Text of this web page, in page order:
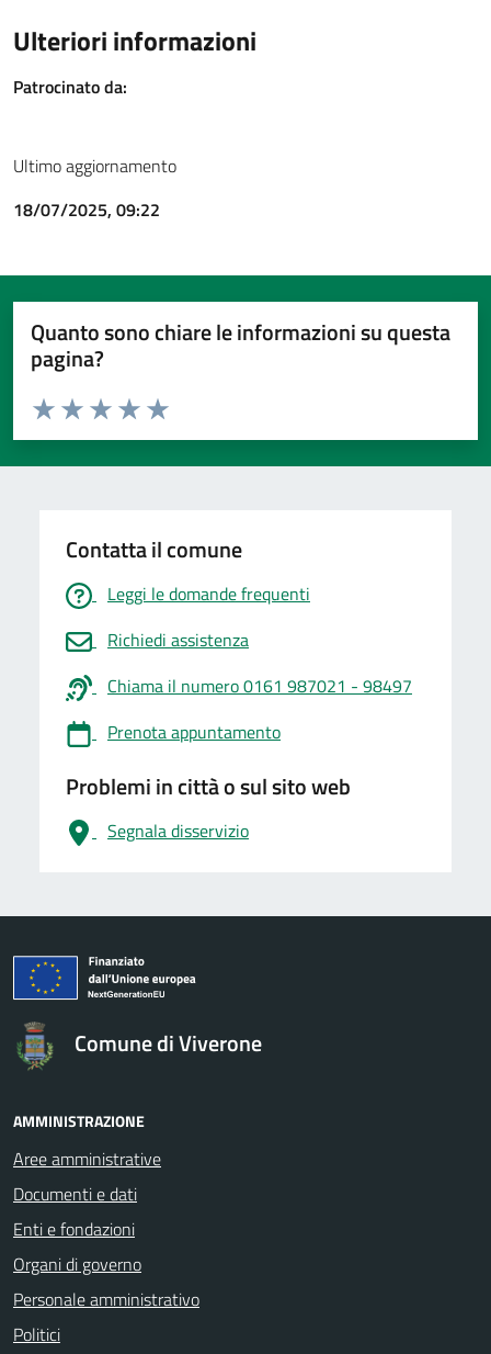
Ulteriori informazioni
Patrocinato da:
Ultimo aggiornamento
18/07/2025, 09:22
Quanto sono chiare le informazioni su questa
pagina?
Valuta da 1 a 5 stelle la pagina
Valuta 5 stelle su 5
Valuta 4 stelle su 5
Valuta 3 stelle su 5
Valuta 2 stelle su 5
Valuta 1 stelle su 5
Contatta il comune
Leggi le domande frequenti
Richiedi assistenza
Chiama il numero 0161 987021 - 98497
Prenota appuntamento
Problemi in città o sul sito web
Segnala disservizio
logo Unione Europea
Comune di Viverone
AMMINISTRAZIONE
Aree amministrative
Documenti e dati
Enti e fondazioni
Organi di governo
Personale amministrativo
Politici